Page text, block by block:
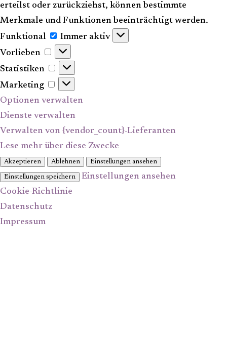
erteilst oder zurückziehst, können bestimmte
Merkmale und Funktionen beeinträchtigt werden.
Funktional
Funktional
Immer aktiv
Vorlieben
Vorlieben
Statistiken
Statistiken
Marketing
Marketing
Optionen verwalten
Dienste verwalten
Verwalten von {vendor_count}-Lieferanten
Lese mehr über diese Zwecke
Akzeptieren Ablehnen Einstellungen ansehen
Einstellungen speichern
Einstellungen ansehen
Cookie-Richtlinie
Datenschutz
Impressum